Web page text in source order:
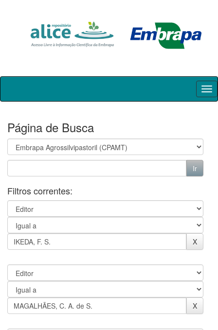
Skip
Página de Busca
Filtros correntes: